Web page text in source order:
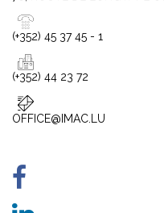
(+352) 45 37 45 - 1
(+352) 44 23 72
OFFICE@IMAC.LU